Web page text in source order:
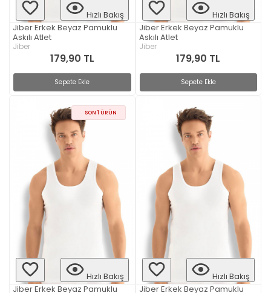
Hızlı Bakış
Jiber Erkek Beyaz Pamuklu
Askılı Atlet
Jiber
179,90 TL
Sepete Ekle
Hızlı Bakış
Jiber Erkek Beyaz Pamuklu
Askılı Atlet
Jiber
179,90 TL
Sepete Ekle
SON 1 ÜRÜN
Hızlı Bakış
Jiber Erkek Beyaz Pamuklu
Hızlı Bakış
Jiber Erkek Beyaz Pamuklu